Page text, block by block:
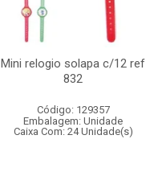
Mini relogio solapa c/12 ref
832
Código: 129357
Embalagem: Unidade
Caixa Com: 24 Unidade(s)